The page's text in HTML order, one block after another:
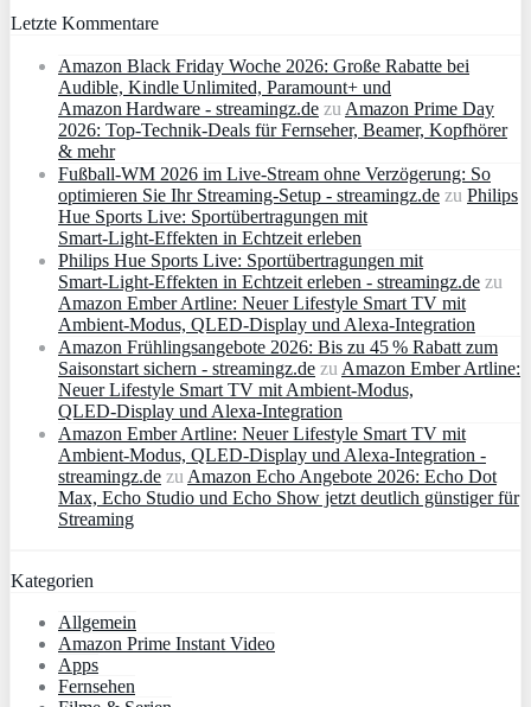
Letzte Kommentare
Amazon Black Friday Woche 2026: Große Rabatte bei
Audible, Kindle Unlimited, Paramount+ und
Amazon Hardware - streamingz.de zuAmazon Prime Day
2026: Top-Technik-Deals für Fernseher, Beamer, Kopfhörer
& mehr
Fußball-WM 2026 im Live-Stream ohne Verzögerung: So
optimieren Sie Ihr Streaming-Setup - streamingz.de zu Philips
Hue Sports Live: Sportübertragungen mit
Smart‑Light‑Effekten in Echtzeit erleben
Philips Hue Sports Live: Sportübertragungen mit
Smart‑Light‑Effekten in Echtzeit erleben - streamingz.de zu
Amazon Ember Artline: Neuer Lifestyle Smart TV mit
Ambient‑Modus, QLED‑Display und Alexa‑Integration
Amazon Frühlingsangebote 2026: Bis zu 45 % Rabatt zum
Saisonstart sichern - streamingz.de zuAmazon Ember Artline:
Neuer Lifestyle Smart TV mit Ambient‑Modus,
QLED‑Display und Alexa‑Integration
Amazon Ember Artline: Neuer Lifestyle Smart TV mit
Ambient‑Modus, QLED‑Display und Alexa‑Integration -
streamingz.de zuAmazon Echo Angebote 2026: Echo Dot
Max, Echo Studio und Echo Show jetzt deutlich günstiger für
Streaming
Kategorien
Allgemein
Amazon Prime Instant Video
Apps
Fernsehen